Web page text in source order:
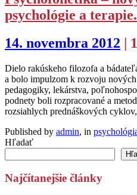
psychológie a terapie.
14. novembra 2012 |
Dielo rakúskeho filozofa a
a bolo impulzom k rozvoju
pedagogiky, lekárstva,
podnety boli rozpracované a
rozsiahlych prednáškových
Published by admin, in
Hľadať
Najčítanejšie články